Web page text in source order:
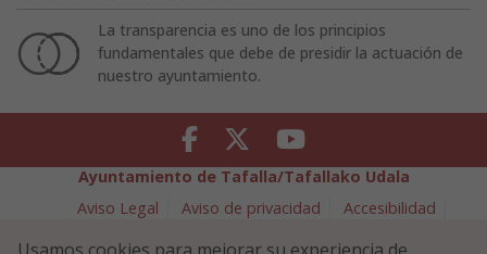
La transparencia es uno de los principios
fundamentales que debe de presidir la actuación de
nuestro ayuntamiento.
Facebook Twitter Youtube
Ayuntamiento de Tafalla/Tafallako Udala
Aviso Legal
Aviso de privacidad
Accesibilidad